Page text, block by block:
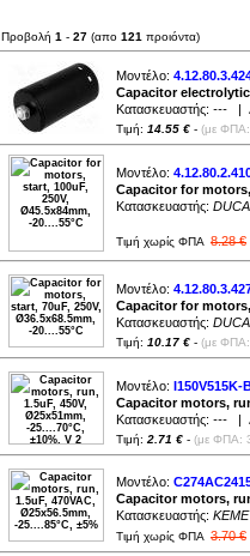
Ø40x70mm (13)
Ø40x92mm (2)
Ø42x70mm (
Ø42x82mm ( 1)
Ø42x95mm (
1)
Ø45x78mm (
)
Ø45x83mm (1
Ø45x90mm (
Ø45x92mm (
Ø45x95mm (1)
Ø45x98mm (1)
Ø45x114mm (1)
Ø45x117mm (
Ø45.5x14.6mm (
Ø45.5x84mm (
Ø48x93mm (1
Ø50x83mm (
Ø50x106mm (5)
Ø50x117mm (1)
Ø50x119mm (1)
Ø52x105mm (1)
Ø58x120mm (1)
Ø60x120mm (1)
Ø65x120mm (1
31.5x24.5x15mm ( 1)
32x10x20mm (1)
36x10x20mm (1)
36x12x22mm (1)
37x13x23mm (
38x15x25mm (1
38x15x26mm (
38x17x28mm (
38x18.5x29mm (
38x24x30mm (1)
41.4x28.5x16mm (2)
48x33x45mm (1)
Προβολή 1 - 27 (απο 121 προιόντα)
Μοντέλο:
Capacitor
Κατασκευαστής: --- |
Τιμή: 14.55 € - (με
Μοντέλο:
Capacitor for motors,
Κατασκευαστής:
Τιμή χωρίς ΦΠΑ 8.28 €
Μοντέλο:
Capacitor for motors,
Κατασκευαστής:
Τιμή: 10.17 € - (με
Μοντέλο: I150V515K-
Capacitor motors,
Κατασκευαστής: --- |
Τιμή: 2.71 € - (με ΦΠΑ:
Μοντέλο:
Capacitor motors,
Κατασκευαστής:
Τιμή χωρίς ΦΠΑ 3.70 €